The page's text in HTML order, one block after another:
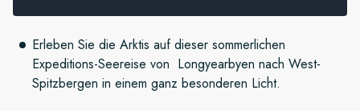
Erleben Sie die Arktis auf dieser sommerlichen
Expeditions-Seereise von Longyearbyen nach West-
Spitzbergen in einem ganz besonderen Licht.